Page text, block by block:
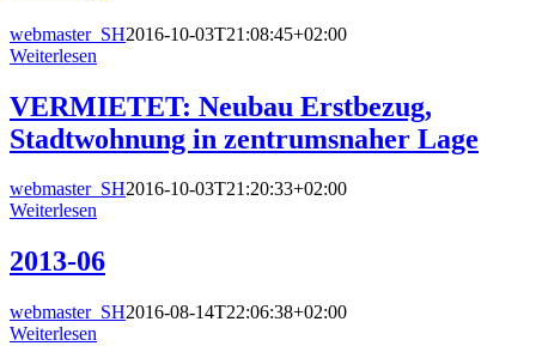
webmaster_SH2016-10-03T21:08:45+02:00
Weiterlesen
VERMIETET: Neubau Erstbezug,
Stadtwohnung in zentrumsnaher Lage
webmaster_SH2016-10-03T21:20:33+02:00
Weiterlesen
2013-06
webmaster_SH2016-08-14T22:06:38+02:00
Weiterlesen